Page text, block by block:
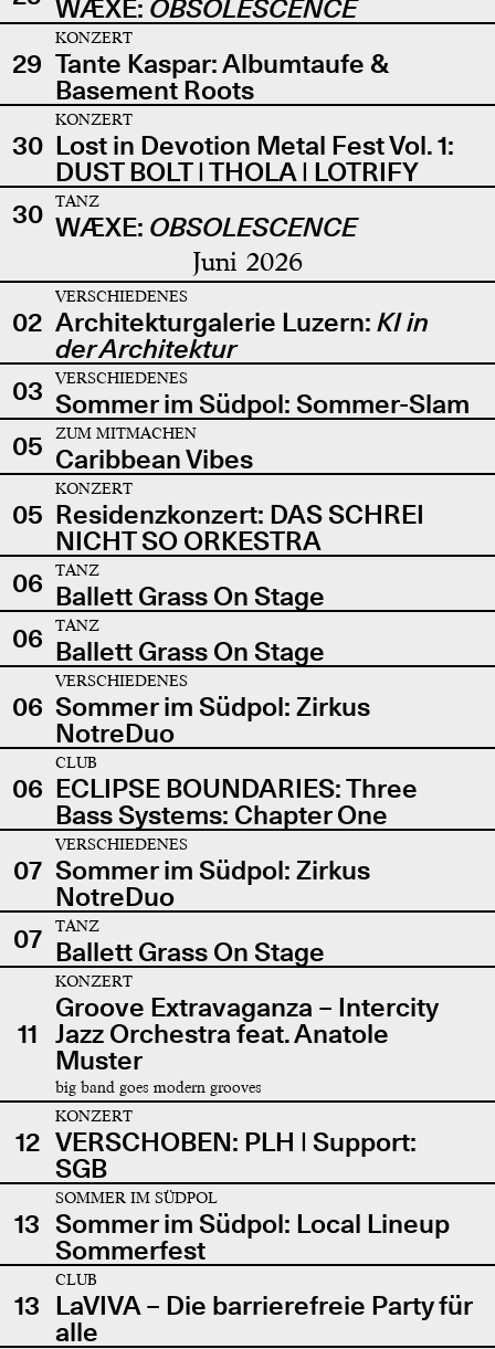
WÆXE: OBSOLESCENCE
29
KONZERT
Tante Kaspar: Albumtaufe &
Basement Roots
30
KONZERT
Lost in Devotion Metal Fest Vol. 1:
DUST BOLT | THOLA | LOTRIFY
30
TANZ
WÆXE: OBSOLESCENCE
Juni 2026
02
VERSCHIEDENES
Architekturgalerie Luzern: KI in
der Architektur
03
VERSCHIEDENES
Sommer im Südpol: Sommer-Slam
05
ZUM MITMACHEN
Caribbean Vibes
05
KONZERT
Residenzkonzert: DAS SCHREI
NICHT SO ORKESTRA
06
TANZ
Ballett Grass On Stage
06
TANZ
Ballett Grass On Stage
06
VERSCHIEDENES
Sommer im Südpol: Zirkus
NotreDuo
06
CLUB
ECLIPSE BOUNDARIES: Three
Bass Systems: Chapter One
07
VERSCHIEDENES
Sommer im Südpol: Zirkus
NotreDuo
07
TANZ
Ballett Grass On Stage
11
KONZERT
Groove Extravaganza – Intercity
Jazz Orchestra feat. Anatole
Muster
big band goes modern grooves
12
KONZERT
VERSCHOBEN: PLH | Support:
SGB
13
SOMMER IM SÜDPOL
Sommer im Südpol: Local Lineup
Sommerfest
13
CLUB
LaVIVA – Die barrierefreie Party für
alle